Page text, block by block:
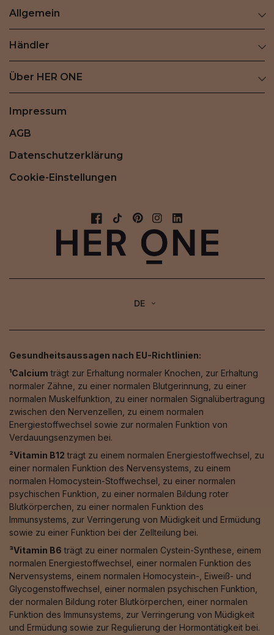
Allgemein
Händler
Über HER ONE
Impressum
AGB
Datenschutzerklärung
Cookie-Einstellungen
DE
Gesundheitsaussagen nach EU-Richtlinien:
¹Calcium trägt zur Erhaltung normaler Knochen, zur Erhaltung
normaler Zähne, zu einer normalen Blutgerinnung, zu einer
normalen Muskelfunktion, zu einer normalen Signalübertragung
zwischen den Nervenzellen, zu einem normalen
Energiestoffwechsel sowie zur normalen Funktion von
Verdauungsenzymen bei.
²Vitamin B12 trägt zu einem normalen Energiestoffwechsel, zu
einer normalen Funktion des Nervensystems, zu einem
normalen Homocystein-Stoffwechsel, zu einer normalen
psychischen Funktion, zu einer normalen Bildung roter
Blutkörperchen, zu einer normalen Funktion des
Immunsystems, zur Verringerung von Müdigkeit und Ermüdung
sowie zu einer Funktion bei der Zellteilung bei.
³Vitamin B6 trägt zu einer normalen Cystein-Synthese, einem
normalen Energiestoffwechsel, einer normalen Funktion des
Nervensystems, einem normalen Homocystein-, Eiweiß- und
Glycogenstoffwechsel, einer normalen psychischen Funktion,
der normalen Bildung roter Blutkörperchen, einer normalen
Funktion des Immunsystems, zur Verringerung von Müdigkeit
und Ermüdung sowie zur Regulierung der Hormontätigkeit bei.